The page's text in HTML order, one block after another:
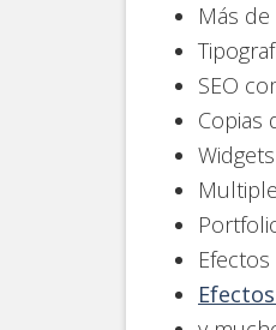
Más de
SEO
Copias